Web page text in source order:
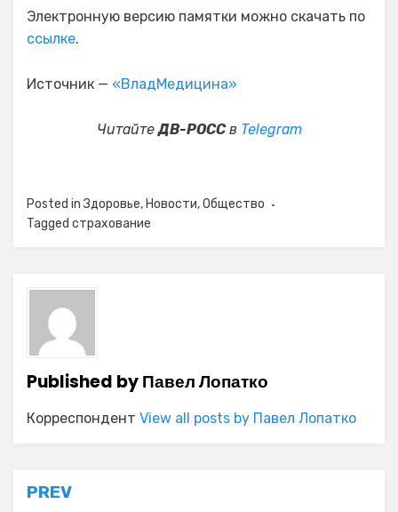
Электронную версию памятки можно скачать по
ссылке.
Источник — «ВладМедицина»
ЧитайтеДВ-РОССв Telegram
Posted inЗдоровье, Новости,Общество
Tagged страхование
Published byПавел Лопатко
Корреспондент View all posts by Павел Лопатко
Навигация
PREV